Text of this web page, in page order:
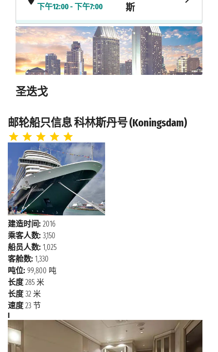
下午12:00 - 下午7:00
斯
2027年12月21日星期二 海上巡航
2027年12月22日星期三
上午10:00 - 下午7:00
恩塞纳达
2027年12月23日星期四
上午7:00
圣迭戈
邮轮船只信息 科林斯丹号 (Koningsdam)
建造时间: 2016
乘客人数: 3,150
船员人数: 1,025
客舱数: 1,330
吨位: 99,800 吨
长度 285 米
长度 32 米
速度 23 节
I